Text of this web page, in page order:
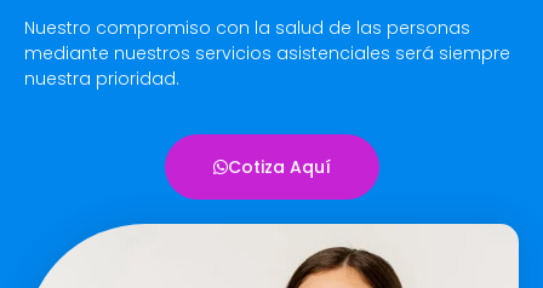
Nuestro compromiso con la salud de las personas
mediante nuestros servicios asistenciales será siempre
nuestra prioridad.
Cotiza Aquí